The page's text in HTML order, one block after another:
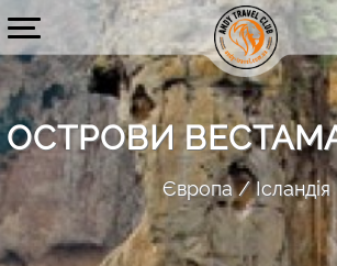
ОСТРОВИ
Європа Ісландія